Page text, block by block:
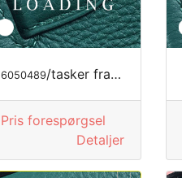
6050489/tasker fra JIMMY CHOO
Pris forespørgsel
Detaljer